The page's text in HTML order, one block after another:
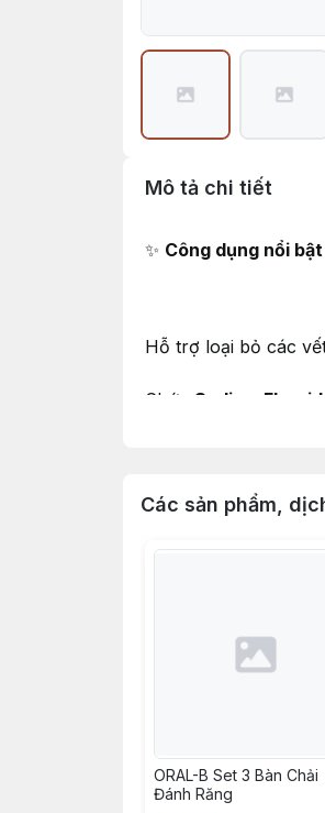
Mô tả chi tiết
✨ Công dụng nổi bật
Hỗ trợ loại bỏ các
Chứa Sodium
HươngRadiant Mint
Sodium Fluoride
Disodium
Các sản phẩm,
ORAL-B Set 3 Bàn Chải
Đánh Răng